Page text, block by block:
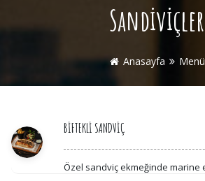
Sandiviçler
Anasayfa Menü
BİFTEKLİ SANDVİÇ
Özel sandviç ekmeğinde marine